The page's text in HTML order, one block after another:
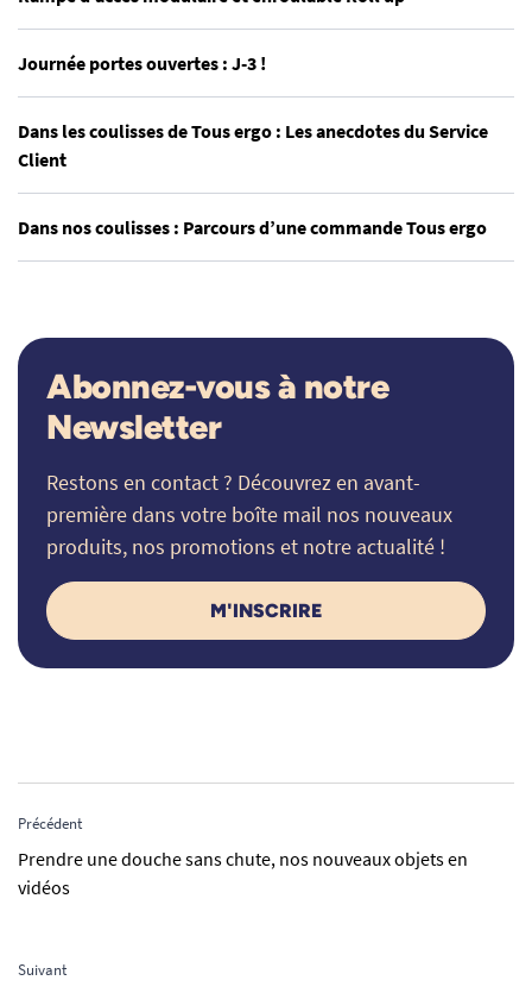
Journée portes ouvertes : J-3 !
Dans les coulisses de Tous ergo : Les anecdotes du Service
Client
Dans nos coulisses : Parcours d’une commande Tous ergo
Abonnez-vous à notre
Newsletter
Restons en contact ? Découvrez en avant-
première dans votre boîte mail nos nouveaux
produits, nos promotions et notre actualité !
M'INSCRIRE
Précédent
Prendre une douche sans chute, nos nouveaux objets en
vidéos
Suivant